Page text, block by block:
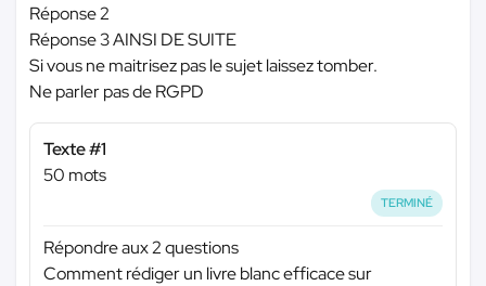
Réponse 2
Réponse 3 AINSI DE SUITE
Si vous ne maitrisez pas le sujet laissez tomber.
Ne parler pas de RGPD
Texte #1
50 mots
TERMINÉ
Répondre aux 2 questions
Comment rédiger un livre blanc efficace sur